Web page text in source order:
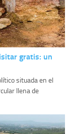
gratis: un
situada en el
llena de